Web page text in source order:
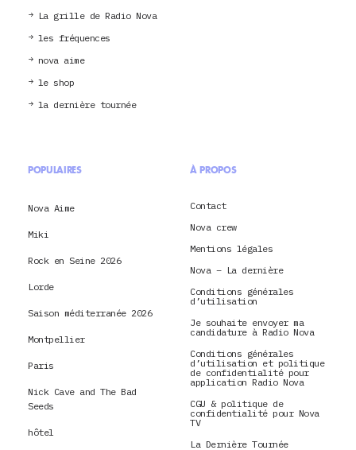
La grille de Radio Nova
les fréquences
nova aime
le shop
la dernière tournée
POPULAIRES
Nova Aime
Miki
Rock en Seine 2026
Lorde
Saison méditerranée 2026
Montpellier
Paris
Nick Cave and The Bad
Seeds
hôtel
À PROPOS
Contact
Nova crew
Mentions légales
Nova – La dernière
Conditions générales
d’utilisation
Je souhaite envoyer ma
candidature à Radio Nova
Conditions générales
d’utilisation et politique
de confidentialité pour
application Radio Nova
CGU & politique de
confidentialité pour Nova
TV
La Dernière Tournée